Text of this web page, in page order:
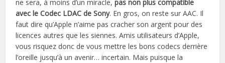
ne sera, à moins d’un miracle,pas non plus compatible
avec le Codec LDAC de Sony. En gros, on reste sur AAC. Il
faut dire qu’Apple n’aime pas cracher son argent pour des
licences autres que les siennes. Amis utilisateurs d’Apple,
vous risquez donc de vous mettre les bons codecs derrière
l’oreille jusqu’à un avenir… incertain. Mais puisque la